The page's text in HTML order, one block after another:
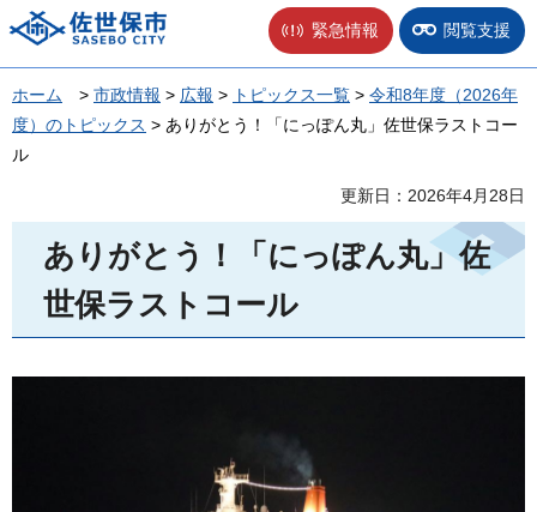
佐世保市 緊急情報 閲覧支援
ホーム > 市政情報 > 広報 > トピックス一覧 > 令和8年度（2026年
度）のトピックス > ありがとう！「にっぽん丸」佐世保ラストコー
ル
更新日：2026年4月28日
ありがとう！「にっぽん丸」佐
世保ラストコール